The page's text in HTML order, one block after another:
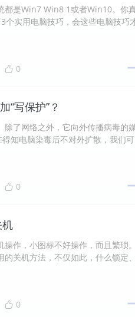
都是Win7 Win8 1或者Win10。你
个实用电脑技巧，会这些电脑技巧
0
“写保护”？
了网络之外，它向外传播病毒的
知电脑染毒后不对外扩散，我们
0
作，小图标不好操作，而且繁琐。
关机方法，不仅如此，什么锁定、
0